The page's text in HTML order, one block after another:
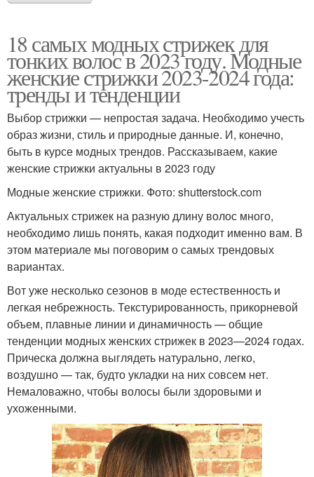
18 самых модных стрижек для
тонких волос в 2023 году. Модные
женские стрижки 2023-2024 года:
тренды и тенденции
Выбор стрижки — непростая задача. Необходимо учесть
образ жизни, стиль и природные данные. И, конечно,
быть в курсе модных трендов. Рассказываем, какие
женские стрижки актуальны в 2023 году
Модные женские стрижки. Фото: shutterstock.com
Актуальных стрижек на разную длину волос много,
необходимо лишь понять, какая подходит именно вам. В
этом материале мы поговорим о самых трендовых
вариантах.
Вот уже несколько сезонов в моде естественность и
легкая небрежность. Текстурированность, прикорневой
объем, плавные линии и динамичность — общие
тенденции модных женских стрижек в 2023—2024 годах.
Прическа должна выглядеть натурально, легко,
воздушно — так, будто укладки на них совсем нет.
Немаловажно, чтобы волосы были здоровыми и
ухоженными.